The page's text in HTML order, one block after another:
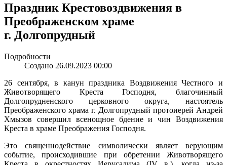
Праздник Крестовоздвижения в
Преображенском храме
г. Долгопрудный
Подробности
Создано 26.09.2023 00:00
26 сентября, в канун праздника Воздвижения Честного и
Животворящего Креста Господня, благочинный
Долгопрудненского церковного округа, настоятель
Преображенского храма г. Долгопрудный протоиерей Андрей
Хмызов совершил всенощное бдение и чин Воздвижения
Креста в храме Преображения Господня.
Это священнодействие символически являет верующим
событие, происходившие при обретении Животворящего